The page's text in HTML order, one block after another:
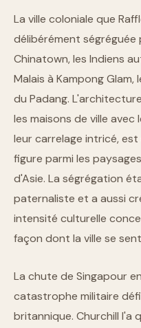
La ville coloniale que
délibérément ségréguée
Chinatown, les Indiens
Malais à Kampong Glam,
du Padang.
les maisons de ville avec
leur carrelage intricé,
figure parmi les
d'Asie. La ségrégation
paternaliste et a aussi
intensité culturelle
façon dont la ville se
La chute de Singapour
catastrophe militaire
britannique. Churchill l'a